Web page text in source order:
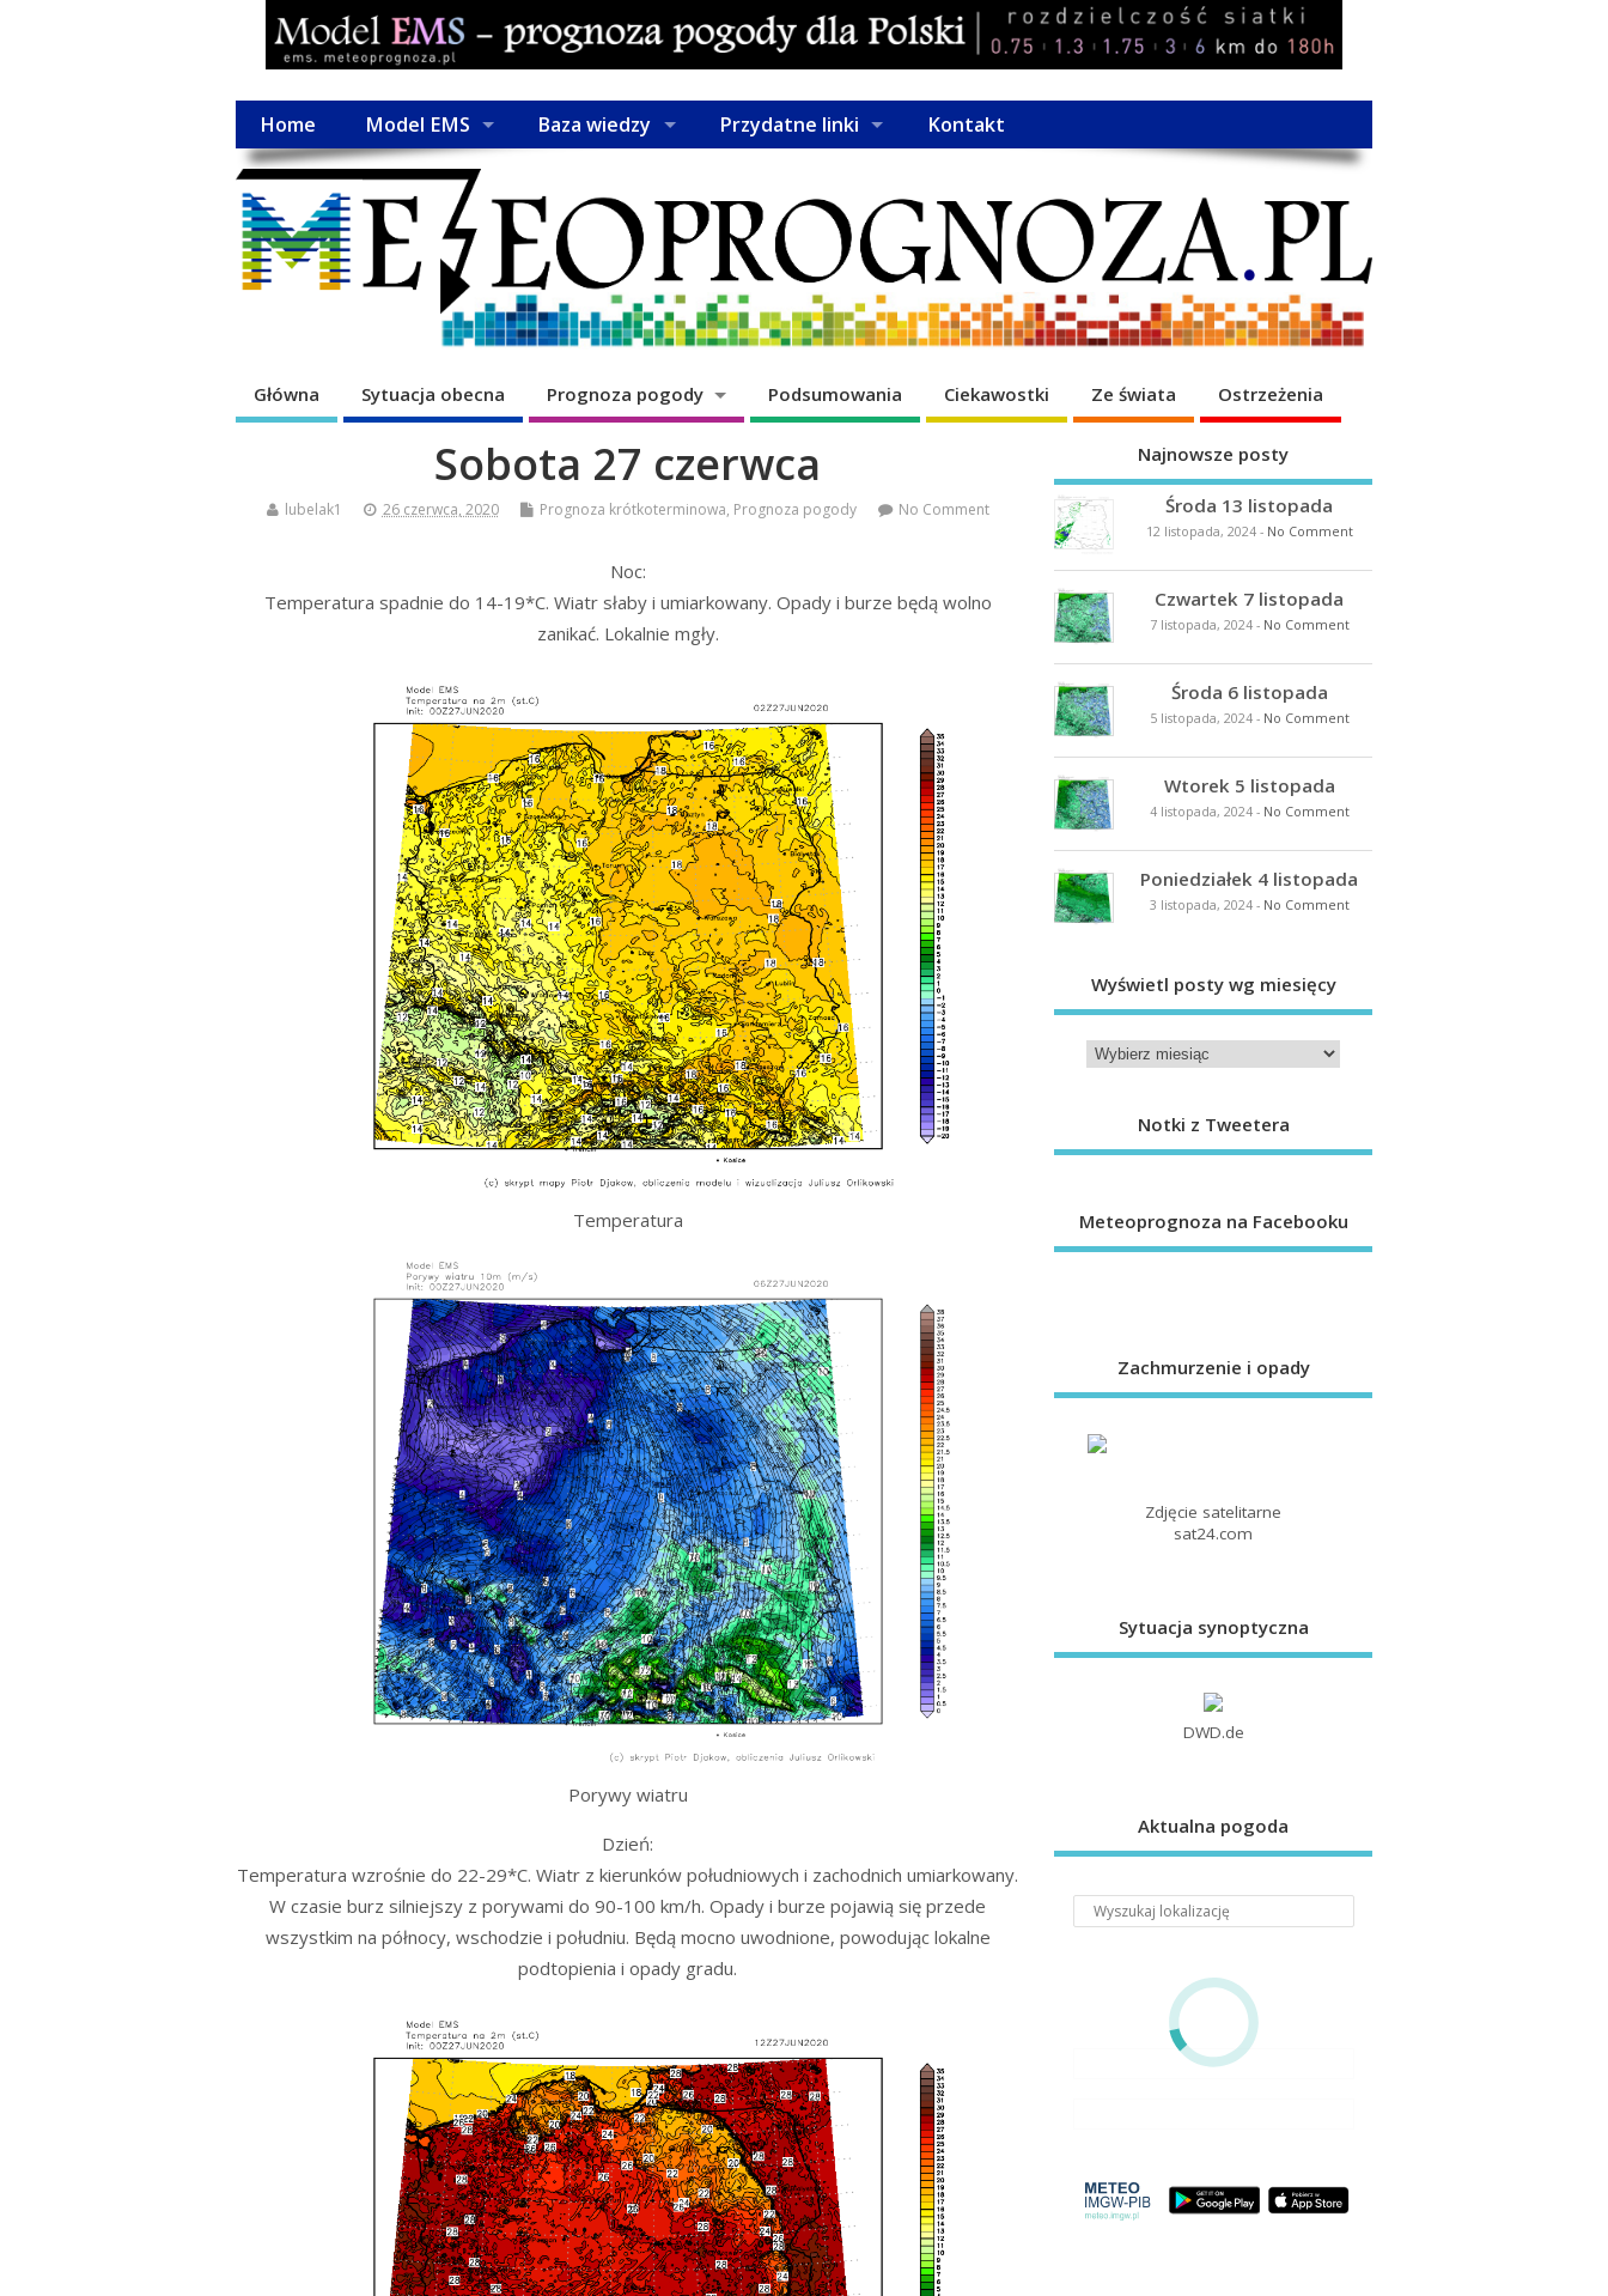
Home Model EMS Baza wiedzy Przydatne linki Kontakt
Główna Sytuacja obecna Prognoza pogody Podsumowania Ciekawostki Ze świata Ostrzeżenia
Sobota 27 czerwca
lubelak1 26 czerwca, 2020 Prognoza krótkoterminowa, Prognoza pogody No Comment
Noc:
Temperatura spadnie do 14-19*C. Wiatr słaby i umiarkowany. Opady i burze będą wolno
zanikać. Lokalnie mgły.
Temperatura
Porywy wiatru
Dzień:
Temperatura wzrośnie do 22-29*C. Wiatr z kierunków południowych i zachodnich umiarkowany.
W czasie burz silniejszy z porywami do 90-100 km/h. Opady i burze pojawią się przede
wszystkim na północy, wschodzie i południu. Będą mocno uwodnione, powodując lokalne
podtopienia i opady gradu.
Najnowsze posty
Środa 13 listopada
12 listopada, 2024- No Comment
Czwartek 7 listopada
7 listopada, 2024- No Comment
Środa 6 listopada
5 listopada, 2024- No Comment
Wtorek 5 listopada
4 listopada, 2024- No Comment
Poniedziałek 4 listopada
3 listopada, 2024- No Comment
Wyświetl posty wg miesięcy
Notki z Tweetera
Meteoprognoza na Facebooku
Zachmurzenie i opady
Zdjęcie satelitarne
sat24.com
Sytuacja synoptyczna
DWD.de
Aktualna pogoda